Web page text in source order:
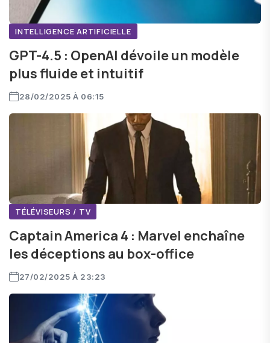
INTELLIGENCE ARTIFICIELLE
GPT-4.5 : OpenAI dévoile un modèle
plus fluide et intuitif
28/02/2025 À 06:15
TÉLÉVISEURS / TV
Captain America 4 : Marvel enchaîne
les déceptions au box-office
27/02/2025 À 23:23